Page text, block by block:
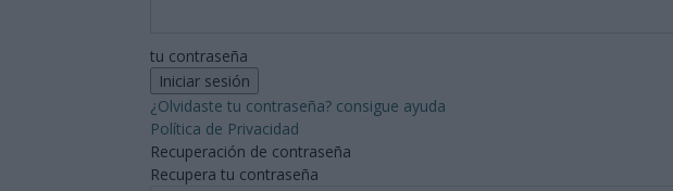
tu contraseña
¿Olvidaste tu contraseña? consigue ayuda
Política de Privacidad
Recuperación de contraseña
Recupera tu contraseña